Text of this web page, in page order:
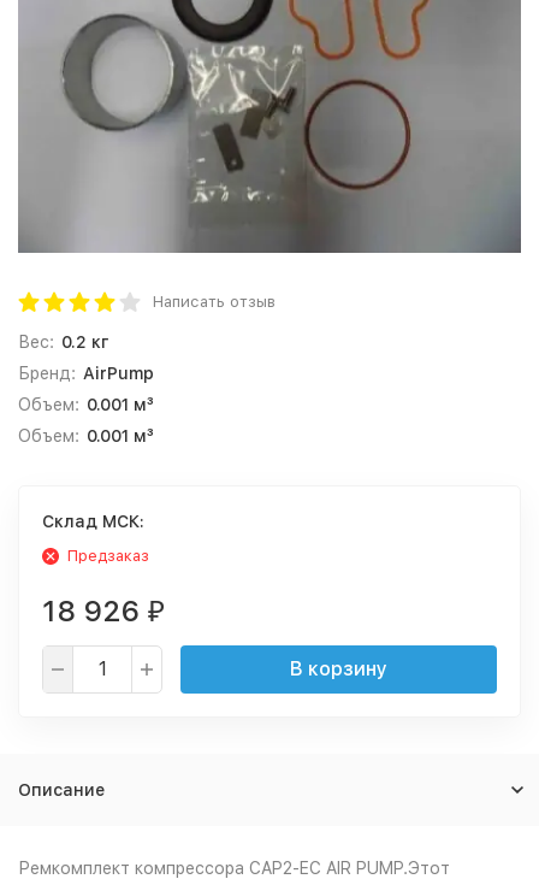
Написать отзыв
Вес: 0.2 кг
Бренд: AirPump
Объем: 0.001 м³
Объем: 0.001 м³
Cклад МСК:
Предзаказ
18 926 ₽
В корзину
Описание
Ремкомплект компрессора CAP2-EC AIR PUMP.Этот